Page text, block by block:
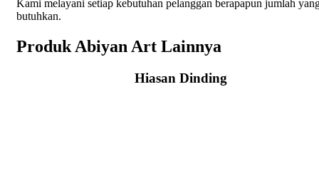
Kami melayani setiap kebutuhan pelanggan berapapun jumlah
butuhkan.
Produk Abiyan Art Lainnya
Hiasan Dinding